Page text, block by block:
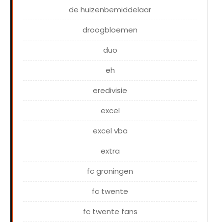
de huizenbemiddelaar
droogbloemen
duo
eh
eredivisie
excel
excel vba
extra
fc groningen
fc twente
fc twente fans